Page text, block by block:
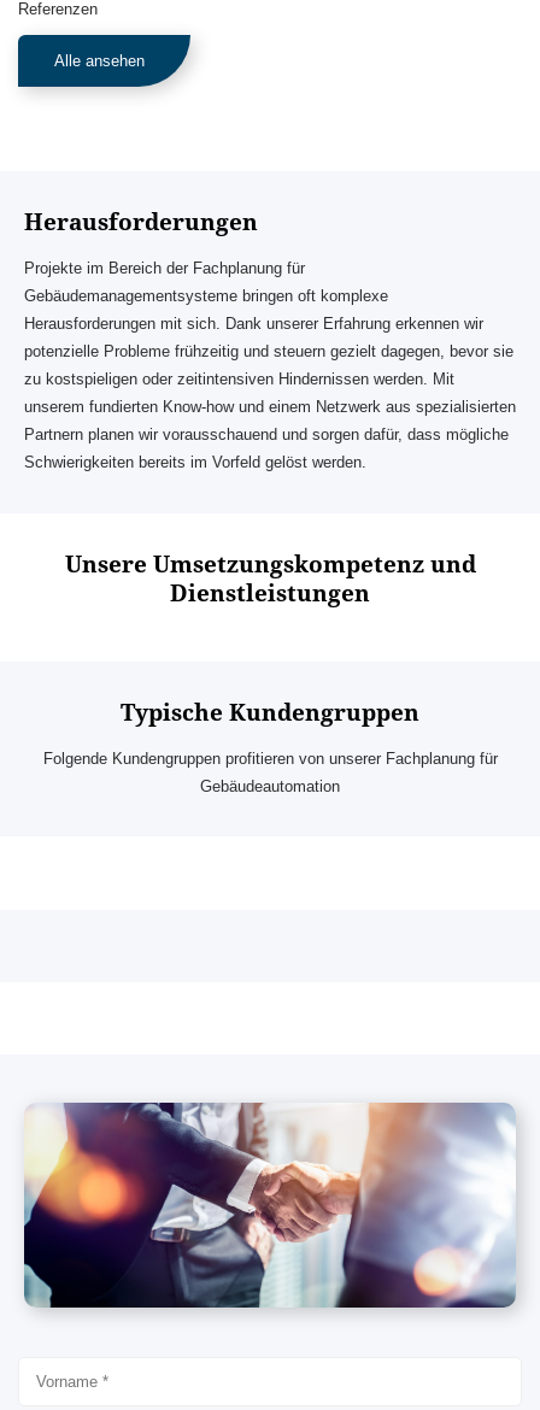
Referenzen
Alle ansehen
Herausforderungen
Projekte im Bereich der Fachplanung für
Gebäudemanagementsysteme bringen oft komplexe
Herausforderungen mit sich. Dank unserer Erfahrung erkennen wir
potenzielle Probleme frühzeitig und steuern gezielt dagegen, bevor sie
zu kostspieligen oder zeitintensiven Hindernissen werden. Mit
unserem fundierten Know-how und einem Netzwerk aus spezialisierten
Partnern planen wir vorausschauend und sorgen dafür, dass mögliche
Schwierigkeiten bereits im Vorfeld gelöst werden.
Unsere Umsetzungskompetenz und
Dienstleistungen
Typische Kundengruppen
Folgende Kundengruppen profitieren von unserer Fachplanung für
Gebäudeautomation